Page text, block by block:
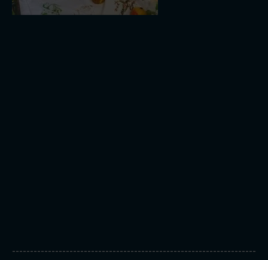
--------------------------------------------------------------------